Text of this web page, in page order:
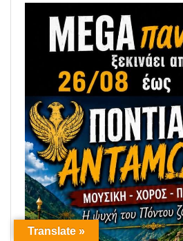
Translate »